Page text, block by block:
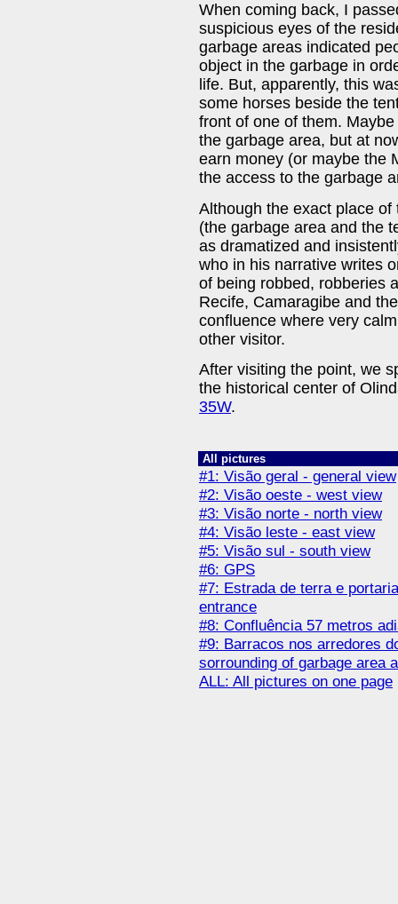
When coming back, I
suspicious eyes of the
garbage areas indicated
object in the garbage in
life. But, apparently, this
some horses beside the
front of one of them.
the garbage area, but at
earn money (or maybe the
the access to the garbage
Although the exact place
(the garbage area and the
as dramatized and
who in his narrative writes
of being robbed, robberies
Recife, Camaragibe and
confluence where very
other visitor.
After visiting the point, we
the historical center of
35W.
All pictures
#1: Visão geral - general view
#2: Visão oeste - west view
#3: Visão norte - north view
#4: Visão leste - east view
#5: Visão sul - south view
#6: GPS
#7: Estrada de terra e
entrance
#8: Confluência 57 metros
#9: Barracos nos arredores
sorrounding of garbage area
ALL: All pictures on one page